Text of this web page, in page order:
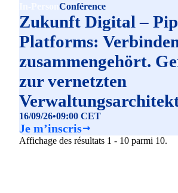
Conférence
Zukunft Digital –
Platforms:
zusammengehört.
zur vernetzten
16/09/26•09:00 CET
Je m’inscris
Affichage des résultats 1 - 10 parmi 10.